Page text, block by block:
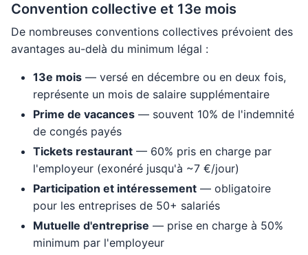
Convention collective et 13e mois
De nombreuses conventions collectives prévoient des
avantages au-delà du minimum légal :
13e mois — versé en décembre ou en deux fois,
représente un mois de salaire supplémentaire
Prime de vacances — souvent 10% de l'indemnité
de congés payés
Tickets restaurant — 60% pris en charge par
l'employeur (exonéré jusqu'à ~7 €/jour)
Participation et intéressement — obligatoire
pour les entreprises de 50+ salariés
Mutuelle d'entreprise — prise en charge à 50%
minimum par l'employeur